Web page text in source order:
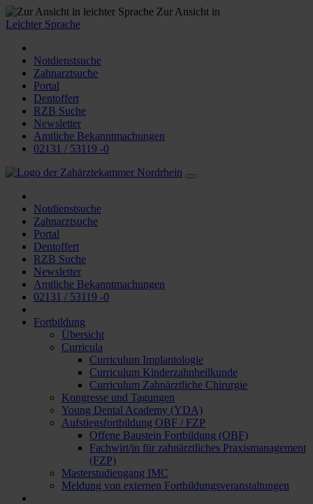
Zur Ansicht in
Leichter Sprache
Notdienstsuche
Zahnarztsuche
Portal
Dentoffert
RZB Suche
Newsletter
Amtliche Bekanntmachungen
02131 / 53119 -0
Notdienstsuche
Zahnarztsuche
Portal
Dentoffert
RZB Suche
Newsletter
Amtliche Bekanntmachungen
02131 / 53119 -0
Fortbildung
Übersicht
Curricula
Curriculum Implantologie
Curriculum Kinderzahnheilkunde
Curriculum Zahnärztliche Chirurgie
Kongresse und Tagungen
Young Dental Academy (YDA)
Aufstiegsfortbildung OBF / FZP
Offene Baustein Fortbildung (OBF)
Fachwirt/in für zahnärztliches Praxismanagement
(FZP)
Masterstudiengang IMC
Meldung von externen Fortbildungsveranstaltungen